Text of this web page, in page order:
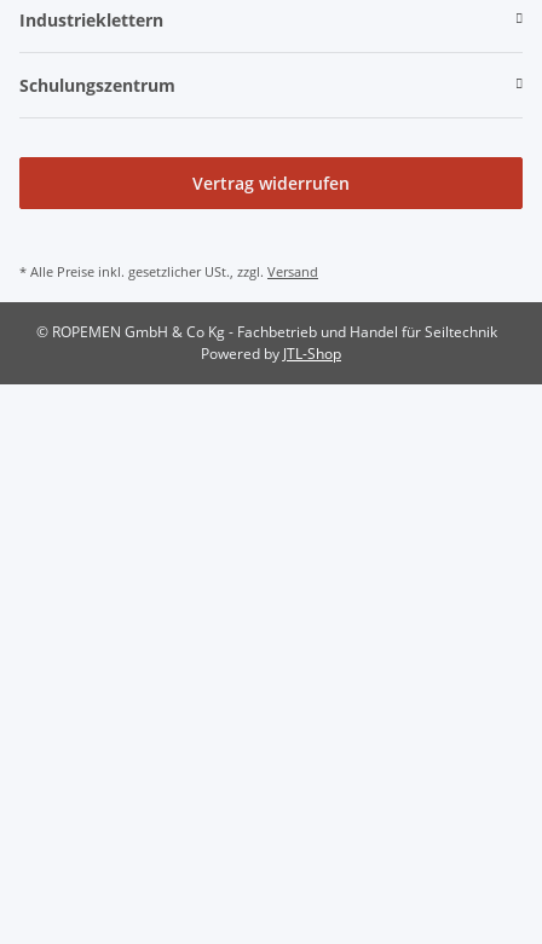
Industrieklettern
Schulungszentrum
Vertrag widerrufen
* Alle Preise inkl. gesetzlicher USt., zzgl. Versand
© ROPEMEN GmbH & Co Kg - Fachbetrieb und Handel für Seiltechnik
Powered by JTL-Shop